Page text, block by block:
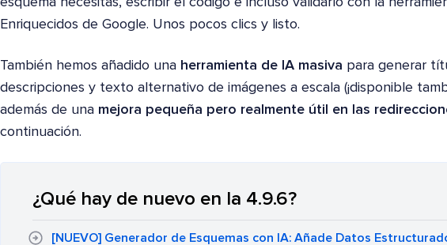
Enriquecidos de Google. Unos pocos clics y listo.
También hemos añadido una herramienta de IA masiva para generar
descripciones y texto alternativo de imágenes a escala (¡disponible
además de una mejora pequeña pero realmente útil en las
continuación.
¿Qué hay de nuevo en la 4.9.6?
[NUEVO] Generador de Esquemas con IA: Añade Datos